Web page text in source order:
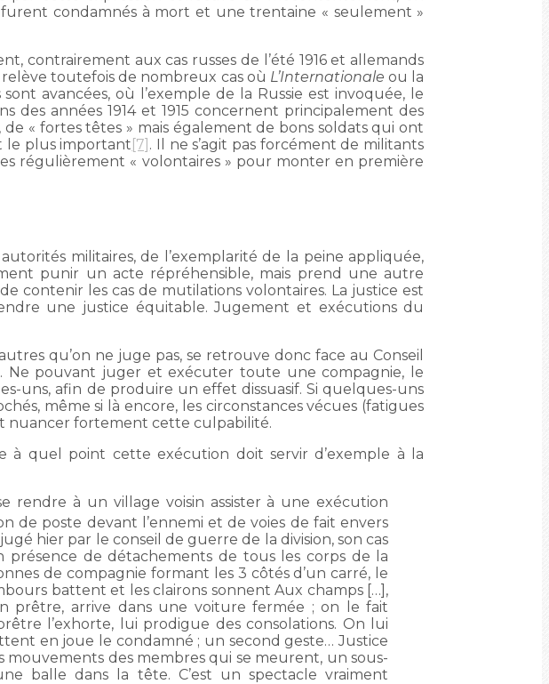
condamnés à mort et une trentaine « seulement »
contrairement aux cas russes de l’été 1916 et allemands
toutefois de nombreux cas où L’Internationale ou la
avancées, où l’exemple de la Russie est invoquée, le
des années 1914 et 1915 concernent principalement des
de « fortes têtes » mais également de bons soldats qui ont
le plus important [7] . Il ne s’agit pas forcément de militants
régulièrement « volontaires » pour monter en première
militaires, de l’exemplarité de la peine appliquée,
punir un acte répréhensible, mais prend une autre
contenir les cas de mutilations volontaires. La justice est
une justice équitable. Jugement et exécutions du
qu’on ne juge pas, se retrouve donc face au Conseil
Ne pouvant juger et exécuter toute une compagnie, le
uns, afin de produire un effet dissuasif. Si quelques-uns
même si là encore, les circonstances vécues (fatigues
nuancer fortement cette culpabilité.
à quel point cette exécution doit servir d’exemple à la
rendre à un village voisin assister à une exécution
de poste devant l’ennemi et de voies de fait envers
hier par le conseil de guerre de la division, son cas
de détachements de tous les corps de la
de compagnie formant les 3 côtés d’un carré, le
battent et les clairons sonnent Aux champs […],
prêtre, arrive dans une voiture fermée ; on le fait
l’exhorte, lui prodigue des consolations. On lui
en joue le condamné ; un second geste… Justice
des membres qui se meurent, un sous-
balle dans la tête. C’est un spectacle vraiment